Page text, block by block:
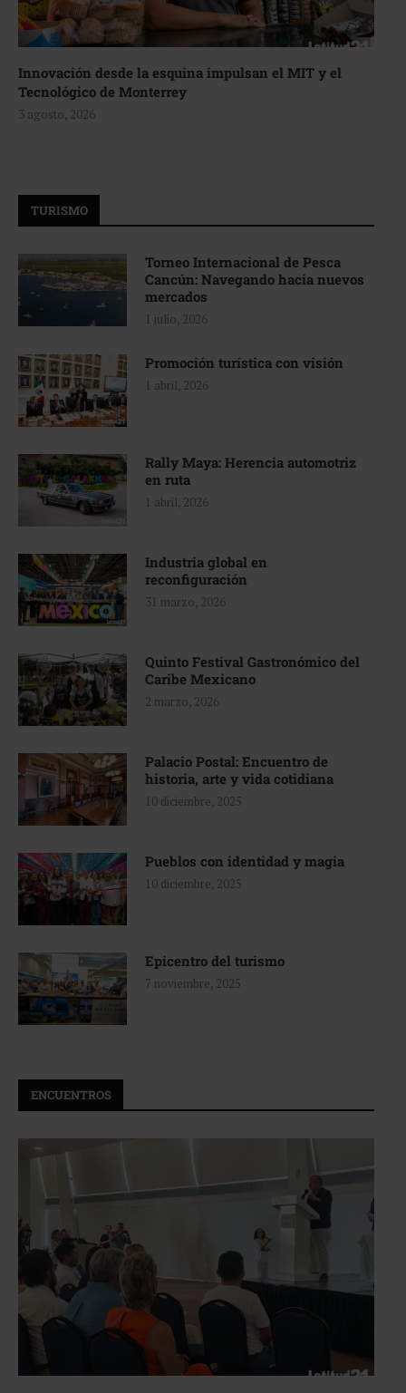
Innovación desde la esquina impulsan el MIT y el
Tecnológico de Monterrey
3 agosto, 2026
TURISMO
Torneo Internacional de Pesca
Cancún: Navegando hacia nuevos
mercados
1 julio, 2026
Promoción turística con visión
1 abril, 2026
Rally Maya: Herencia automotriz
en ruta
1 abril, 2026
Industria global en
reconfiguración
31 marzo, 2026
Quinto Festival Gastronómico del
Caribe Mexicano
2 marzo, 2026
Palacio Postal: Encuentro de
historia, arte y vida cotidiana
10 diciembre, 2025
Pueblos con identidad y magia
10 diciembre, 2025
Epicentro del turismo
7 noviembre, 2025
ENCUENTROS